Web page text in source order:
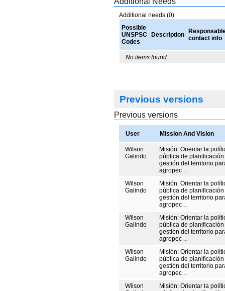
Additional needs (0)
Possible
UNSPSC
Codes
Description contact info
No items found...
Previous versions
Previous versions
User Mission And Vision
Wilson
Galindo
Misión: Orientar la
pública de
gestión del territorio
agropec
Wilson
Galindo
Misión: Orientar la
pública de
gestión del territorio
agropec
Wilson
Galindo
Misión: Orientar la
pública de
gestión del territorio
agropec
Wilson
Galindo
Misión: Orientar la
pública de
gestión del territorio
agropec
Wilson
Misión: Orientar la